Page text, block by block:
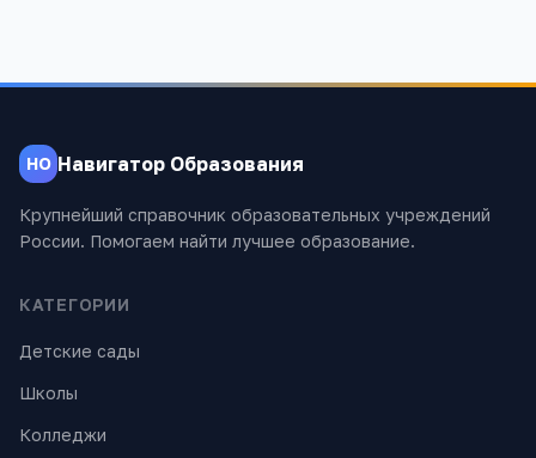
НО Навигатор Образования
Крупнейший справочник образовательных учреждений
России. Помогаем найти лучшее образование.
КАТЕГОРИИ
Детские сады
Школы
Колледжи